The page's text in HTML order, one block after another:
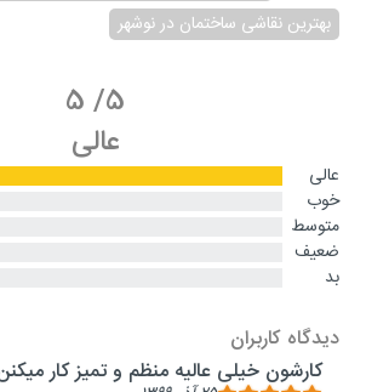
بهترین نقاشی ساختمان در نوشهر
5
/
5
عالی
عالی
خوب
متوسط
ضعیف
بد
دیدگاه کاربران
كارشون خيلی عاليه منظم و تميز كار ميكنن